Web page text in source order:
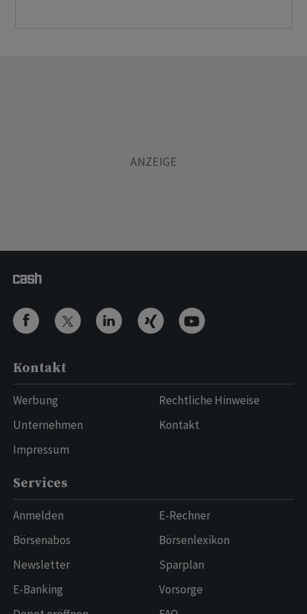
Kontakt
Werbung
Unternehmen
Impressum
Rechtliche Hinweise
Kontakt
Services
Anmelden
Börsenabos
Newsletter
E-Banking
E-Rechner
Börsenlexikon
Sparplan
Vorsorge